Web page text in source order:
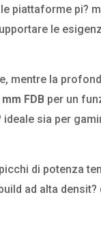
piattaforme pi?
le
mentre la
FDB per un
sia per
di potenza
ad alta densit?